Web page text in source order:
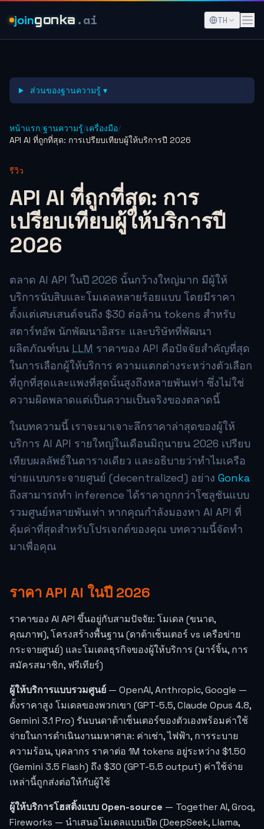
joingonka .ai TH
ส่วนของฐานความรู้ ▾
หน้าแรก/ฐานความรู้/เครื่องมือ/
API AI ที่ถูกที่สุด: การเปรียบเทียบผู้ให้บริการปี 2026
รีวิว
API AI ที่ถูกที่สุด: การ
เปรียบเทียบผู้ให้บริการปี
2026
ตลาด AI API ในปี 2026 นั้นกว้างใหญ่มาก มีผู้ให้
บริการนับสิบและโมเดลหลายร้อยแบบ โดยมีราคา
ตั้งแต่เศษเสนต์จนถึง $30 ต่อล้าน tokens สำหรับ
สตาร์ทอัพ นักพัฒนาอิสระ และบริษัทที่พัฒนา
ผลิตภัณฑ์บน LLM ราคาของ API คือปัจจัยสำคัญที่สุด
ในการเลือกผู้ให้บริการ ความแตกต่างระหว่างตัวเลือก
ที่ถูกที่สุดและแพงที่สุดนั้นสูงถึงหลายพันเท่า ซึ่งไม่ใช่
ความผิดพลาดแต่เป็นความเป็นจริงของตลาดนี้
ในบทความนี้ เราจะมาเจาะลึกราคาล่าสุดของผู้ให้
บริการ AI API รายใหญ่ในเดือนมิถุนายน 2026 เปรียบ
เทียบผลลัพธ์ในตารางเดียว และอธิบายว่าทำไมเครือ
ข่ายแบบกระจายศูนย์ (decentralized) อย่าง Gonka
ถึงสามารถทำ inference ได้ราคาถูกกว่าโซลูชันแบบ
รวมศูนย์หลายพันเท่า หากคุณกำลังมองหา AI API ที่
คุ้มค่าที่สุดสำหรับโปรเจกต์ของคุณ บทความนี้จัดทำ
มาเพื่อคุณ
ราคา API AI ในปี 2026
ราคาของ AI API ขึ้นอยู่กับสามปัจจัย: โมเดล (ขนาด,
คุณภาพ), โครงสร้างพื้นฐาน (ดาต้าเซ็นเตอร์ vs เครือข่าย
กระจายศูนย์) และโมเดลธุรกิจของผู้ให้บริการ (มาร์จิ้น, การ
สมัครสมาชิก, ฟรีเทียร์)
ผู้ให้บริการแบบรวมศูนย์ — OpenAI, Anthropic, Google —
ตั้งราคาสูง โมเดลของพวกเขา (GPT-5.5, Claude Opus 4.8,
Gemini 3.1 Pro) รันบนดาต้าเซ็นเตอร์ของตัวเองพร้อมค่าใช้
จ่ายในการดำเนินงานมหาศาล: ค่าเช่า, ไฟฟ้า, การระบาย
ความร้อน, บุคลากร ราคาต่อ 1M tokens อยู่ระหว่าง $1.50
(Gemini 3.5 Flash) ถึง $30 (GPT-5.5 output) ค่าใช้จ่าย
เหล่านี้ถูกส่งต่อให้กับผู้ใช้
ผู้ให้บริการโฮสติ้งแบบ Open-source — Together AI, Groq,
Fireworks — นำเสนอโมเดลแบบเปิด (DeepSeek, Llama,